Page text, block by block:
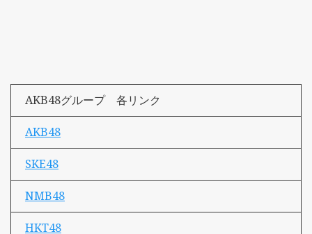
AKB48グループ 各リンク
AKB48
SKE48
NMB48
HKT48